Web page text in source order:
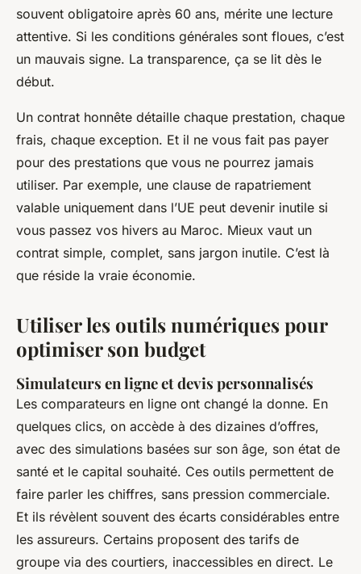
souvent obligatoire après 60 ans, mérite une lecture
attentive. Si les conditions générales sont floues, c’est
un mauvais signe. La transparence, ça se lit dès le
début.
Un contrat honnête détaille chaque prestation, chaque
frais, chaque exception. Et il ne vous fait pas payer
pour des prestations que vous ne pourrez jamais
utiliser. Par exemple, une clause de rapatriement
valable uniquement dans l’UE peut devenir inutile si
vous passez vos hivers au Maroc. Mieux vaut un
contrat simple, complet, sans jargon inutile. C’est là
que réside la vraie économie.
Utiliser les outils numériques pour
optimiser son budget
Simulateurs en ligne et devis personnalisés
Les comparateurs en ligne ont changé la donne. En
quelques clics, on accède à des dizaines d’offres,
avec des simulations basées sur son âge, son état de
santé et le capital souhaité. Ces outils permettent de
faire parler les chiffres, sans pression commerciale.
Et ils révèlent souvent des écarts considérables entre
les assureurs. Certains proposent des tarifs de
groupe via des courtiers, inaccessibles en direct. Le